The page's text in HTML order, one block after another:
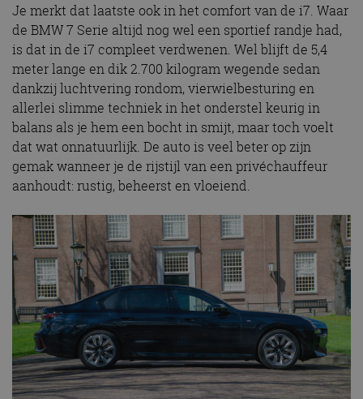
Je merkt dat laatste ook in het comfort van de i7. Waar
de BMW 7 Serie altijd nog wel een sportief randje had,
is dat in de i7 compleet verdwenen. Wel blijft de 5,4
meter lange en dik 2.700 kilogram wegende sedan
dankzij luchtvering rondom, vierwielbesturing en
allerlei slimme techniek in het onderstel keurig in
balans als je hem een bocht in smijt, maar toch voelt
dat wat onnatuurlijk. De auto is veel beter op zijn
gemak wanneer je de rijstijl van een privéchauffeur
aanhoudt: rustig, beheerst en vloeiend.